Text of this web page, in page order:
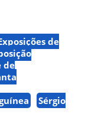
de
de
Sérgio